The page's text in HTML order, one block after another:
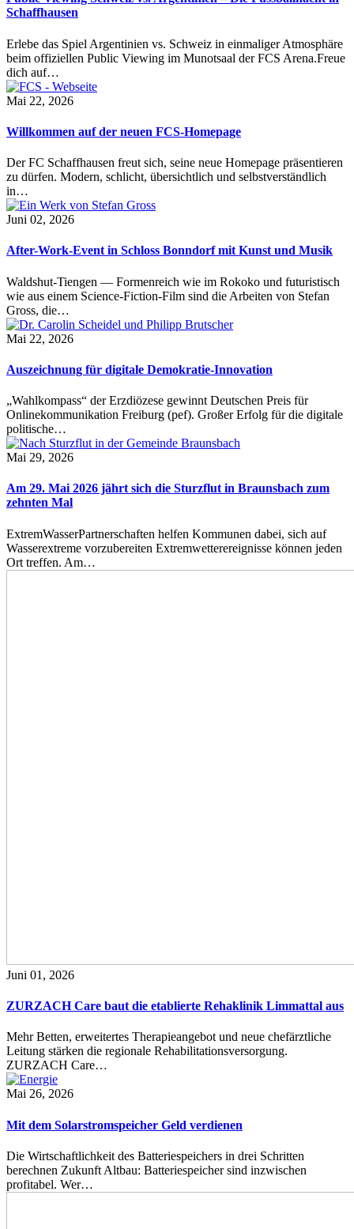
Schaffhausen
Erlebe das Spiel Argentinien vs. Schweiz in einmaliger Atmosphäre
beim offiziellen Public Viewing im Munotsaal der FCS Arena.Freue
dich auf…
Mai 22, 2026
Willkommen auf der neuen FCS-Homepage
Der FC Schaffhausen freut sich, seine neue Homepage präsentieren
zu dürfen. Modern, schlicht, übersichtlich und selbstverständlich
in…
Juni 02, 2026
After-Work-Event in Schloss Bonndorf mit Kunst und Musik
Waldshut-Tiengen — Formenreich wie im Rokoko und futuristisch
wie aus einem Science-Fiction-Film sind die Arbeiten von Stefan
Gross, die…
Mai 22, 2026
Auszeichnung für digitale Demokratie-Innovation
„Wahlkompass“ der Erzdiözese gewinnt Deutschen Preis für
Onlinekommunikation Freiburg (pef). Großer Erfolg für die digitale
politische…
Mai 29, 2026
Am 29. Mai 2026 jährt sich die Sturzflut in Braunsbach zum
zehnten Mal
ExtremWasserPartnerschaften helfen Kommunen dabei, sich auf
Wasserextreme vorzubereiten Extremwetterereignisse können jeden
Ort treffen. Am…
Juni 01, 2026
ZURZACH Care baut die etablierte Rehaklinik Limmattal aus
Mehr Betten, erweitertes Therapieangebot und neue chefärztliche
Leitung stärken die regionale Rehabilitationsversorgung.
ZURZACH Care…
Mai 26, 2026
Mit dem Solarstromspeicher Geld verdienen
Die Wirtschaftlichkeit des Batteriespeichers in drei Schritten
berechnen Zukunft Altbau: Batteriespeicher sind inzwischen
profitabel. Wer…